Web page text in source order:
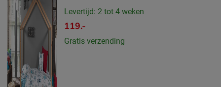
Levertijd: 2 tot 4 weken
119.-
Gratis verzending